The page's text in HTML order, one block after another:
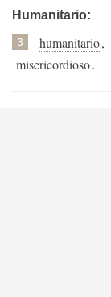
Humanitario:
3 humanitario,
misericordioso.